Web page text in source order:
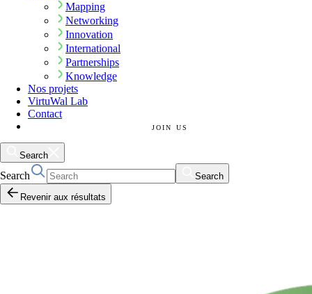
Mapping
Networking
Innovation
International
Partnerships
Knowledge
Nos projets
VirtuWal Lab
Contact
JOIN US
Search
Search
Search
Revenir aux résultats